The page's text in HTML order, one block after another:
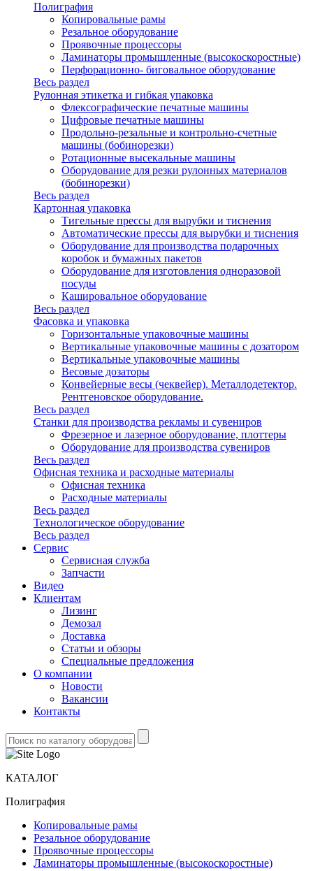
Полиграфия
Копировальные рамы
Резальное оборудование
Проявочные процессоры
Ламинаторы промышленные (высокоскоростные)
Перфорационно- биговальное оборудование
Весь раздел
Рулонная этикетка и гибкая упаковка
Флексографические печатные машины
Цифровые печатные машины
Продольно-резальные и контрольно-счетные
машины (бобинорезки)
Ротационные высекальные машины
Оборудование для резки рулонных материалов
(бобинорезки)
Весь раздел
Картонная упаковка
Тигельные прессы для вырубки и тиснения
Автоматические прессы для вырубки и тиснения
Оборудование для производства подарочных
коробок и бумажных пакетов
Оборудование для изготовления одноразовой
посуды
Кашировальное оборудование
Весь раздел
Фасовка и упаковка
Горизонтальные упаковочные машины
Вертикальные упаковочные машины с дозатором
Вертикальные упаковочные машины
Весовые дозаторы
Конвейерные весы (чеквейер). Металлодетектор.
Рентгеновское оборудование.
Весь раздел
Станки для производства рекламы и сувениров
Фрезерное и лазерное оборудование, плоттеры
Оборудование для производства сувениров
Весь раздел
Офисная техника и расходные материалы
Офисная техника
Расходные материалы
Весь раздел
Технологическое оборудование
Весь раздел
Сервис
Сервисная служба
Запчасти
Видео
Клиентам
Лизинг
Демозал
Доставка
Статьи и обзоры
Специальные предложения
О компании
Новости
Вакансии
Контакты
КАТАЛОГ
Полиграфия
Копировальные рамы
Резальное оборудование
Проявочные процессоры
Ламинаторы промышленные (высокоскоростные)